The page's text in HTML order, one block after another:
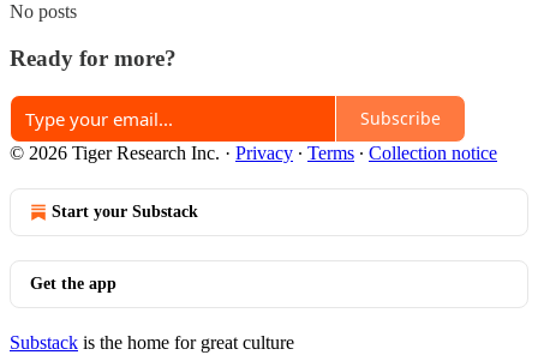
No posts
Ready for more?
Subscribe
© 2026 Tiger Research Inc. · Privacy ∙ Terms ∙ Collection notice
Start your Substack
Get the app
Substack is the home for great culture